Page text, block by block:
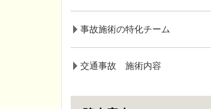
事故施術の特化チーム
交通事故 施術内容